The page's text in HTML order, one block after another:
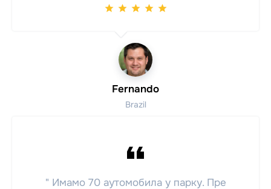
Fernando
Brazil
" Имамо 70 аутомобила у парку. Пре